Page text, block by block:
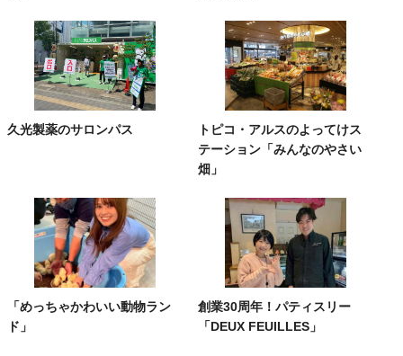
久光製薬のサロンパス
トピコ・アルスのよってけス
テーション「みんなのやさい
畑」
「めっちゃかわいい動物ラン
ド」
創業30周年！パティスリー
「DEUX FEUILLES」